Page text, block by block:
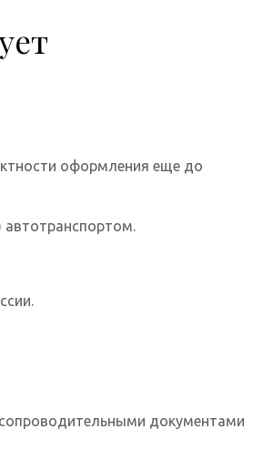
оформления еще до
автотранспортом.
документами